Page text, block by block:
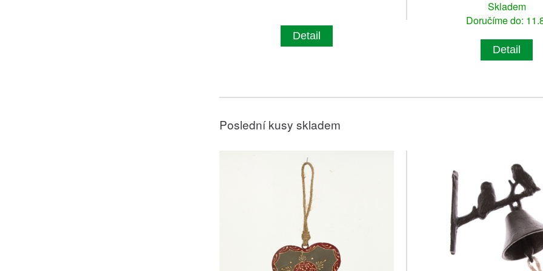
Detail
Skladem
Doručíme do:
Detail
Poslední kusy skladem